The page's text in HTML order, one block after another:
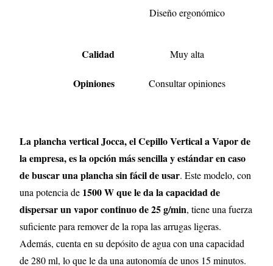
Diseño ergonómico
Calidad Muy alta
Opiniones Consultar opiniones
La plancha vertical Jocca, el Cepillo Vertical a Vapor de
la empresa, es la opción más sencilla y estándar en caso
de buscar una plancha sin fácil de usar. Este modelo, con
una potencia de 1500 W que le da la capacidad de
dispersar un vapor continuo de 25 g/min, tiene una fuerza
suficiente para remover de la ropa las arrugas ligeras.
Además, cuenta en su depósito de agua con una capacidad
de 280 ml, lo que le da una autonomía de unos 15 minutos.